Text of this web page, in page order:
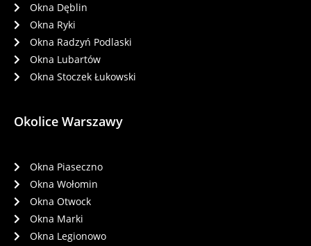
Okna Dęblin
Okna Ryki
Okna Radzyń Podlaski
Okna Lubartów
Okna Stoczek Łukowski
Okolice Warszawy
Okna Piaseczno
Okna Wołomin
Okna Otwock
Okna Marki
Okna Legionowo